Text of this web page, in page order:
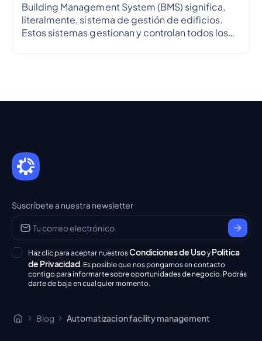
Building Management System (BMS) significa,
literalmente, sistema de gestión de edificios.
Estos sistemas gestionan y controlan todos los
Suscríbete a nuestra newsletter
Haz clic para aceptar nuestrosCondiciones de Usoy Politica
de Privacidad. Es posible que nos pongamos en contacto
contigo para informarte sobre oportunidades de negocio. Podrás
darte de baja en cualquier momento.
Blog Automatizacion facility management